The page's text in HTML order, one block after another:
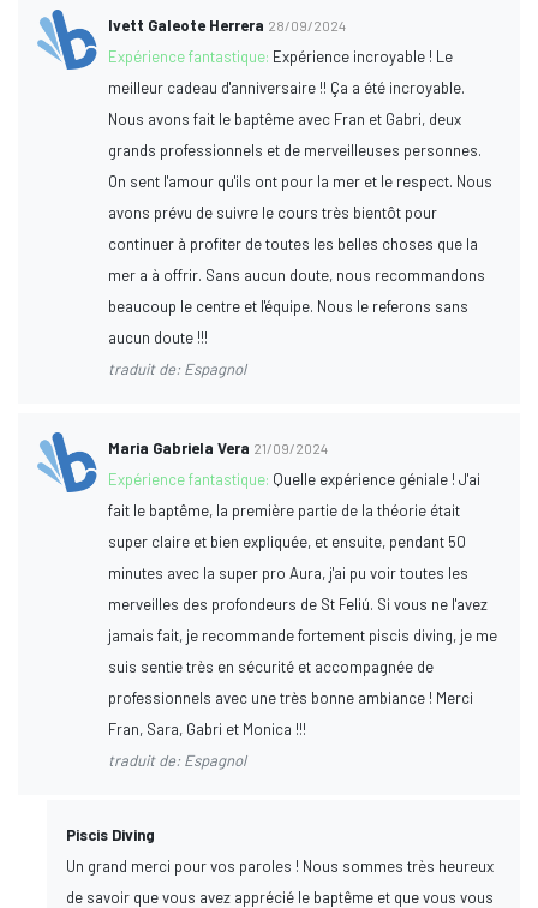
Ivett Galeote Herrera 28/09/2024
Expérience fantastique: Expérience incroyable ! Le
meilleur cadeau d'anniversaire !! Ça a été incroyable.
Nous avons fait le baptême avec Fran et Gabri, deux
grands professionnels et de merveilleuses personnes.
On sent l'amour qu'ils ont pour la mer et le respect. Nous
avons prévu de suivre le cours très bientôt pour
continuer à profiter de toutes les belles choses que la
mer a à offrir. Sans aucun doute, nous recommandons
beaucoup le centre et l'équipe. Nous le referons sans
aucun doute !!!
traduit de: Espagnol
Maria Gabriela Vera 21/09/2024
Expérience fantastique: Quelle expérience géniale ! J'ai
fait le baptême, la première partie de la théorie était
super claire et bien expliquée, et ensuite, pendant 50
minutes avec la super pro Aura, j'ai pu voir toutes les
merveilles des profondeurs de St Feliú. Si vous ne l'avez
jamais fait, je recommande fortement piscis diving, je me
suis sentie très en sécurité et accompagnée de
professionnels avec une très bonne ambiance ! Merci
Fran, Sara, Gabri et Monica !!!
traduit de: Espagnol
Piscis Diving
Un grand merci pour vos paroles ! Nous sommes très heureux
de savoir que vous avez apprécié le baptême et que vous vous